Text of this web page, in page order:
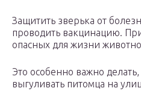
Защитить зверька от
проводить вакцинацию.
опасных для жизни
Это особенно важно
выгуливать питомца на